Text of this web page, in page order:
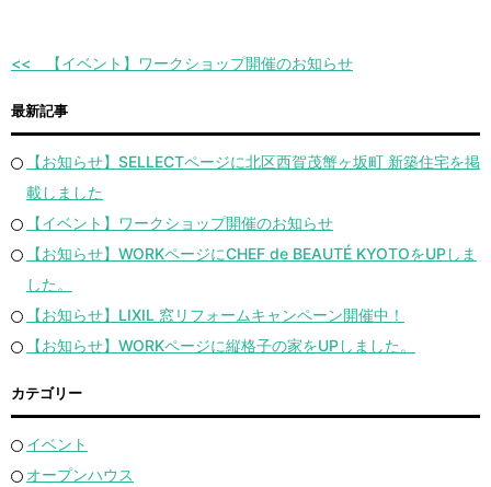
【イベント】ワークショップ開催のお知らせ
最新記事
【お知らせ】SELLECTページに北区西賀茂蟹ヶ坂町 新築住宅を掲
載しました
【イベント】ワークショップ開催のお知らせ
【お知らせ】WORKページにCHEF de BEAUTÉ KYOTOをUPしま
した。
【お知らせ】LIXIL 窓リフォームキャンペーン開催中！
【お知らせ】WORKページに縦格子の家をUPしました。
カテゴリー
イベント
オープンハウス